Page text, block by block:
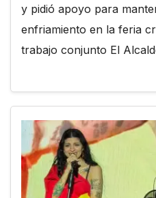
y pidió apoyo para
enfriamiento en la feria
trabajo conjunto El